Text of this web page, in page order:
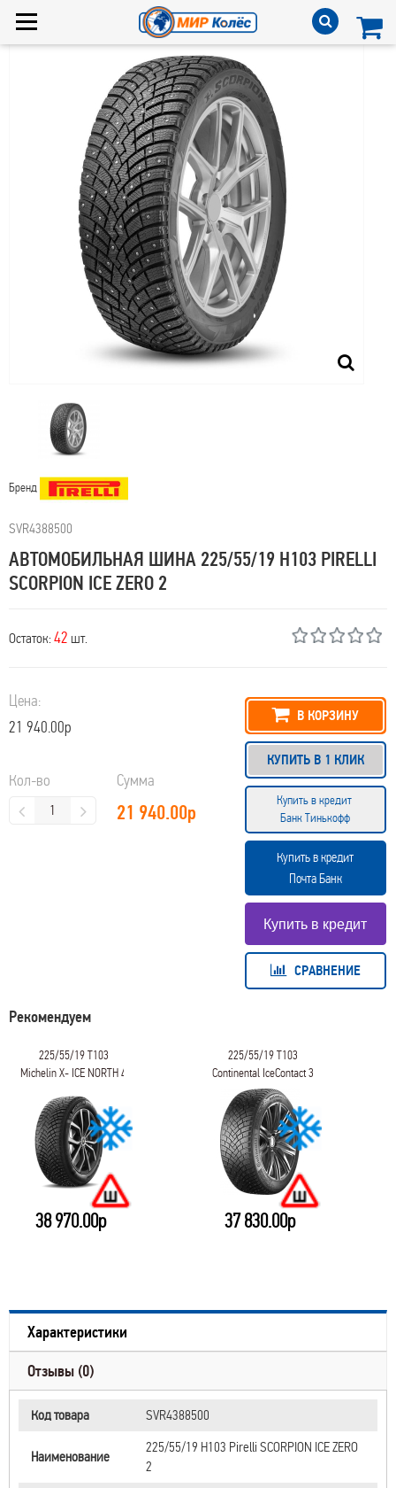
Бренд
SVR4388500
АВТОМОБИЛЬНАЯ ШИНА 225/55/19 H103 PIRELLI
SCORPION ICE ZERO 2
Остаток: 42 шт.
Цена:
21 940.00р
Кол-во Сумма
21 940.00р
В КОРЗИНУ
КУПИТЬ В 1 КЛИК
Купить в кредит
Банк Тинькофф
Купить в кредит
Почта Банк
СРАВНЕНИЕ
Рекомендуем
225/55/19 T103
Michelin X- ICE NORTH 4
38 970.00р
225/55/19 T103
Continental IceContact 3
37 830.00р
Характеристики
Отзывы (0)
Код товара SVR4388500
Наименование
225/55/19 H103 Pirelli SCORPION ICE ZERO
2